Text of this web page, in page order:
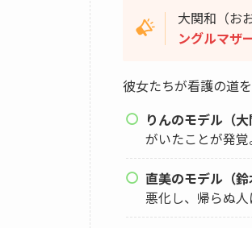
大関和（お
ングルマザ
彼女たちが看護の道
りんのモデル（大
がいたことが発
直美のモデル（鈴
悪化し、帰らぬ人